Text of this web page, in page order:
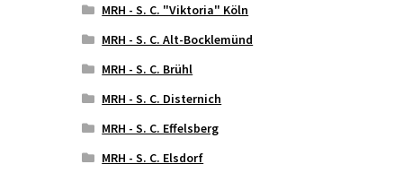
MRH - S. C. "Viktoria" Köln
MRH - S. C. Alt-Bocklemünd
MRH - S. C. Brühl
MRH - S. C. Disternich
MRH - S. C. Effelsberg
MRH - S. C. Elsdorf